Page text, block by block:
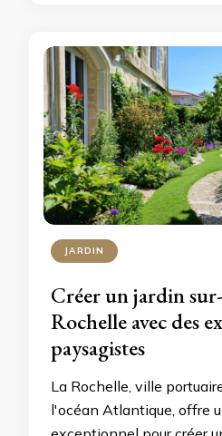
JARDIN
Créer un jardin
Rochelle avec des
paysagistes
La Rochelle, ville
l'océan Atlantique, offre